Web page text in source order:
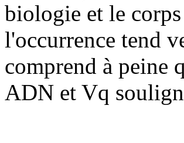
biologie et le
l'occurrence tend
comprend à peine
ADN et Vq